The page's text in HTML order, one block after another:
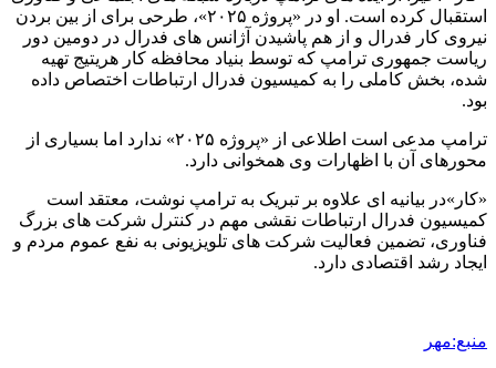
استقبال کرده است. او در «پروژه ۲۰۲۵»، طرحی برای از بین بردن
نیروی کار فدرال و از هم پاشیدن آژانس های فدرال در دومین دور
ریاست جمهوری ترامپ که توسط بنیاد محافظه کار هریتیج تهیه
شده، بخش کاملی را به کمیسیون فدرال ارتباطات اختصاص داده
بود.
ترامپ مدعی است اطلاعی از «پروژه ۲۰۲۵» ندارد اما بسیاری از
محورهای آن با اظهارات وی همخوانی دارد.
«کار»در بیانیه ای علاوه بر تبریک به ترامپ نوشت، معتقد است
کمیسیون فدرال ارتباطات نقشی مهم در کنترل شرکت های بزرگ
فناوری، تضمین فعالیت شرکت های تلویزیونی به نفع عموم مردم و
ایجاد رشد اقتصادی دارد.
منبع:مهر